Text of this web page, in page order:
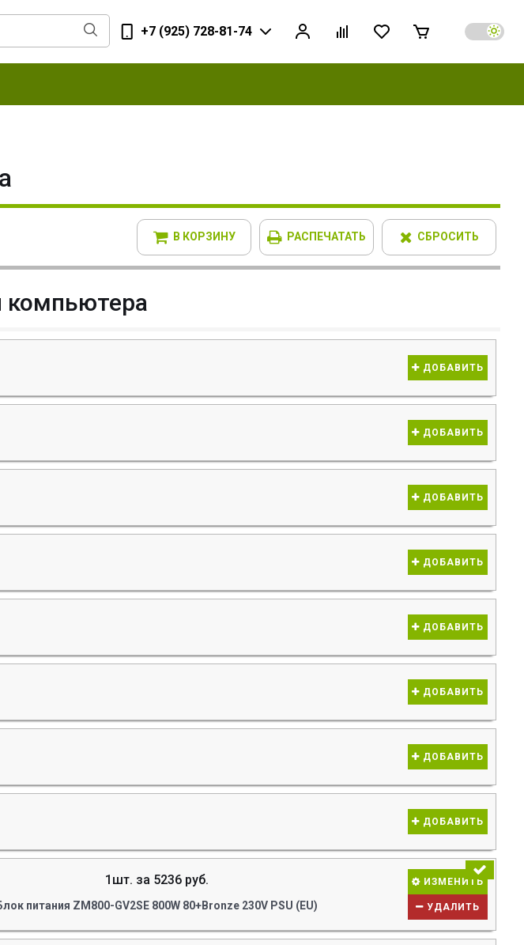
+7 (925) 728-81-74
В КОРЗИНУ РАСПЕЧАТАТЬ СБРОСИТЬ
компьютера
ДОБАВИТЬ
ДОБАВИТЬ
ДОБАВИТЬ
ДОБАВИТЬ
ДОБАВИТЬ
ДОБАВИТЬ
ДОБАВИТЬ
ДОБАВИТЬ
1шт. за 5236 руб.
питания ZM800-GV2SE 800W 80+Bronze 230V PSU (EU)
ИЗМЕНИТЬ
УДАЛИТЬ